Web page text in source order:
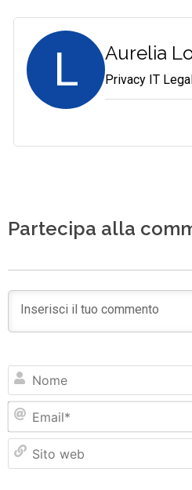
L Aurelia
Privacy IT
Partecipa alla